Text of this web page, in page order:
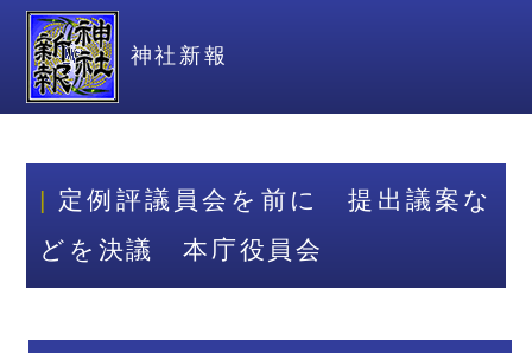
神社新報
定例評議員会を前に 提出議案な
どを決議 本庁役員会